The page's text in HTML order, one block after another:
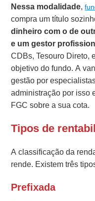
Nessa modalidade,
compra um título
dinheiro com o de
e um gestor
CDBs, Tesouro Direto,
objetivo do fundo. A
gestão por
administração por isso
FGC sobre a sua cota.
Tipos de
A classificação da
rende. Existem três
Prefixada